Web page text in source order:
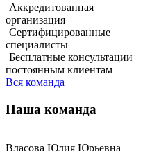
Аккредитованная
организация
Сертифицированные
специалисты
Бесплатные консультации
постоянным клиентам
Вся команда
Наша команда
Власова Юлия Юрьевна